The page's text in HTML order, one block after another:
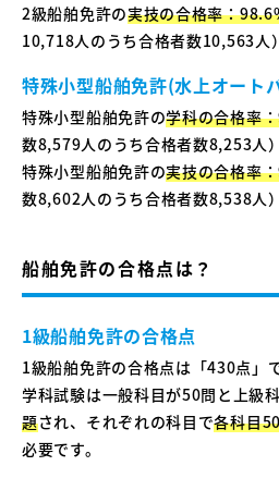
2級船舶免許の実技の合格率：
10,718人のうち合格者数10,563人）
特殊小型船舶免許(水上オート
特殊小型船舶免許の学科の合格率
数8,579人のうち合格者数8,253人）
特殊小型船舶免許の実技の合格率
数8,602人のうち合格者数8,538人）
船舶免許の合格点は？
1級船舶免許の合格点
1級船舶免許の合格点は「430点」で
学科試験は一般科目が50問と上級
題され、それぞれの科目で各科目
必要です。